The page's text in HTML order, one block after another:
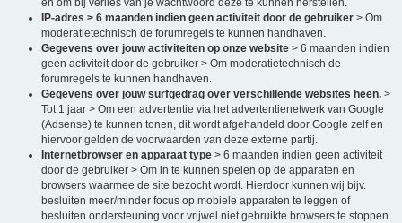
IP-adres > 6 maanden indien geen activiteit door de gebruiker > Om
moderatietechnisch de forumregels te kunnen handhaven.
Gegevens over jouw activiteiten op onze website > 6 maanden indien
geen activiteit door de gebruiker > Om moderatietechnisch de
forumregels te kunnen handhaven.
Gegevens over jouw surfgedrag over verschillende websites heen. >
Tot 1 jaar > Om een advertentie via het advertentienetwerk van Google
(Adsense) te kunnen tonen, dit wordt afgehandeld door Google zelf en
hiervoor gelden de voorwaarden van deze externe partij.
Internetbrowser en apparaat type > 6 maanden indien geen activiteit
door de gebruiker > Om in te kunnen spelen op de apparaten en
browsers waarmee de site bezocht wordt. Hierdoor kunnen wij bijv.
besluiten meer/minder focus op mobiele apparaten te leggen of
besluiten ondersteuning voor vrijwel niet gebruikte browsers te stoppen.